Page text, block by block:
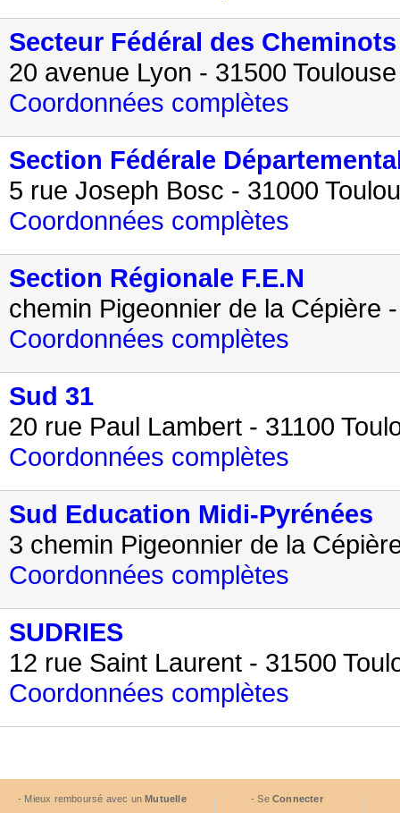
Secteur Fédéral des Cheminots
20 avenue Lyon - 31500 Toulouse
Coordonnées complètes
Section Fédérale
5 rue Joseph Bosc - 31000
Coordonnées complètes
Section Régionale F.E.N
chemin Pigeonnier de la Cépière
Coordonnées complètes
Sud 31
20 rue Paul Lambert - 31100
Coordonnées complètes
Sud Education Midi-Pyrénées
3 chemin Pigeonnier de la
Coordonnées complètes
SUDRIES
12 rue Saint Laurent - 31500
Coordonnées complètes
- Mieux remboursé avec unMutuelle - Se Connecter